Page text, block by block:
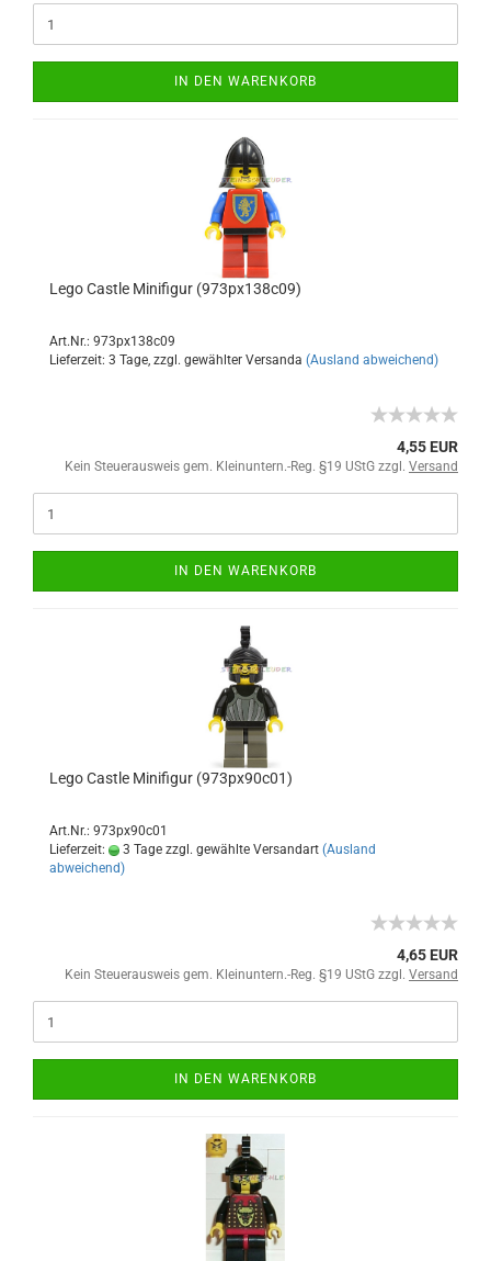
IN DEN WARENKORB
Lego Castle Minifigur (973px138c09)
Art.Nr.: 973px138c09
Lieferzeit: 3 Tage, zzgl. gewählter Versanda (Ausland abweichend)
4,55 EUR
Kein Steuerausweis gem. Kleinuntern.-Reg. §19 UStG zzgl. Versand
IN DEN WARENKORB
Lego Castle Minifigur (973px90c01)
Art.Nr.: 973px90c01
Lieferzeit:
3 Tage zzgl. gewählte Versandart (Ausland
abweichend)
4,65 EUR
Kein Steuerausweis gem. Kleinuntern.-Reg. §19 UStG zzgl. Versand
IN DEN WARENKORB